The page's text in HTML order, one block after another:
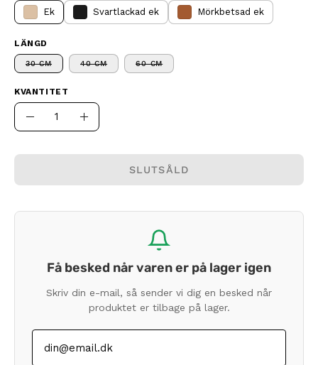
Ek Svartlackad ek Mörkbetsad ek
LÄNGD
30 CM 40 CM 60 CM
KVANTITET
Kvantitet
Öka
SLUTSÅLD
Få besked når varen er på lager igen
Skriv din e-mail, så sender vi dig en besked når
produktet er tilbage på lager.